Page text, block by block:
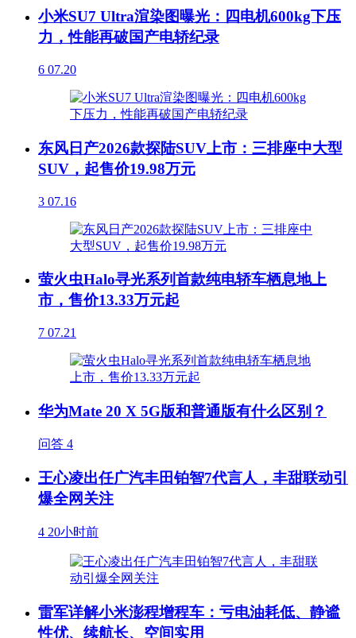
小米SU7 Ultra渲染图曝光：四电机600kg下压
力，性能再破国产电轿纪录
6 07.20
东风日产2026款探陆SUV上市：三排座中大型
SUV，起售价19.98万元
3 07.16
萤火虫Halo寻光系列首款纯电轿车栖息地上
市，售价13.33万元起
7 07.21
华为Mate 20 X 5G版和普通版有什么区别？
问答 4
王心凌出任广汽丰田铂智7代言人，丰甜联动引
爆全网关注
4 20小时前
雷军详解小米澎程增程车：亏电油耗低、静谧
性优、续航长、空间实用